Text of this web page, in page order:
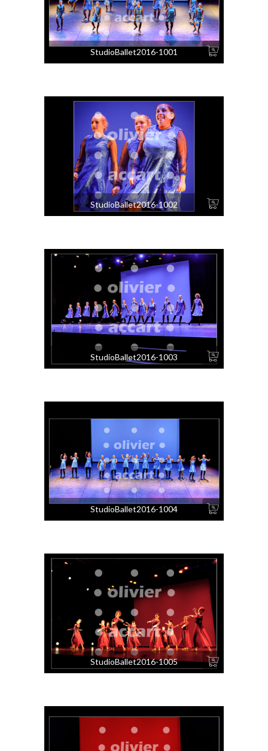
StudioBallet2016-1001
StudioBallet2016-1002
StudioBallet2016-1003
StudioBallet2016-1004
StudioBallet2016-1005